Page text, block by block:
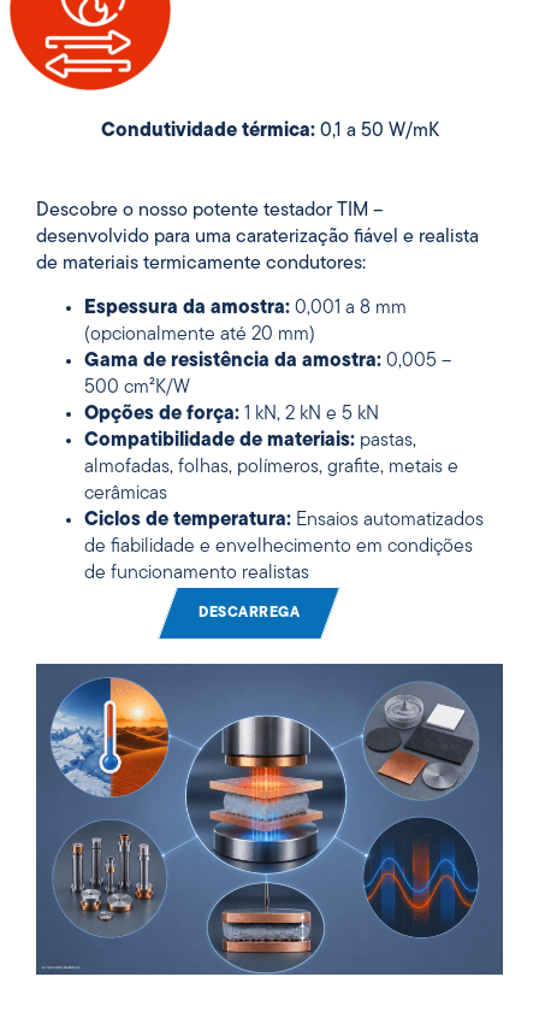
Condutividade térmica:0,1 a 50 W/mK
Descobre o nosso potente testador TIM –
desenvolvido para uma caraterização fiável e realista
de materiais termicamente condutores:
Espessura da amostra: 0,001 a 8 mm
(opcionalmente até 20 mm)
Gama de resistência da amostra: 0,005 –
500 cm²K/W
Opções de força: 1 kN, 2 kN e 5 kN
Compatibilidade de materiais: pastas,
almofadas, folhas, polímeros, grafite, metais e
cerâmicas
Ciclos de temperatura: Ensaios automatizados
de fiabilidade e envelhecimento em condições
de funcionamento realistas
DESCARREGA